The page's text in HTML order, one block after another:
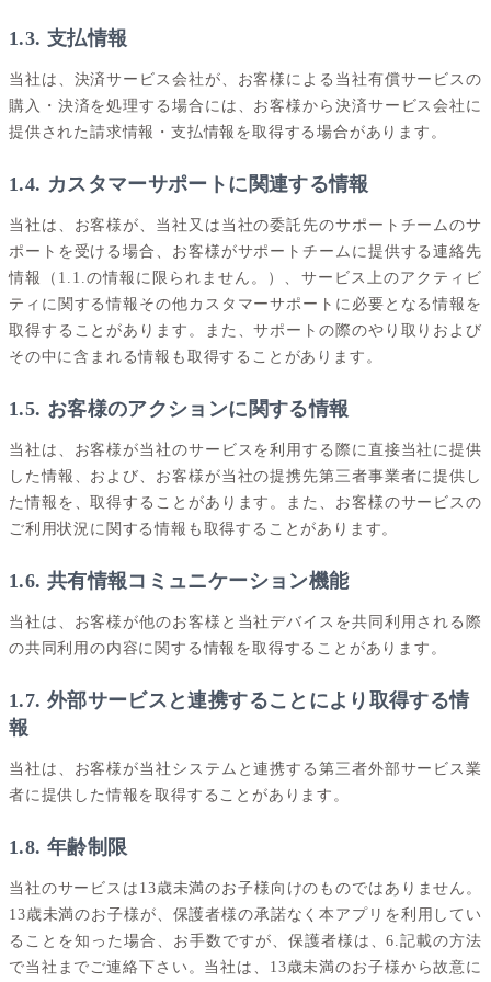
1.3. 支払情報
当社は、決済サービス会社が、お客様による当社有償サービスの
購入・決済を処理する場合には、お客様から決済サービス会社に
提供された請求情報・支払情報を取得する場合があります。
1.4. カスタマーサポートに関連する情報
当社は、お客様が、当社又は当社の委託先のサポートチームのサ
ポートを受ける場合、お客様がサポートチームに提供する連絡先
情報（1.1.の情報に限られません。）、サービス上のアクティビ
ティに関する情報その他カスタマーサポートに必要となる情報を
取得することがあります。また、サポートの際のやり取りおよび
その中に含まれる情報も取得することがあります。
1.5. お客様のアクションに関する情報
当社は、お客様が当社のサービスを利用する際に直接当社に提供
した情報、および、お客様が当社の提携先第三者事業者に提供し
た情報を、取得することがあります。また、お客様のサービスの
ご利用状況に関する情報も取得することがあります。
1.6. 共有情報コミュニケーション機能
当社は、お客様が他のお客様と当社デバイスを共同利用される際
の共同利用の内容に関する情報を取得することがあります。
1.7. 外部サービスと連携することにより取得する情
報
当社は、お客様が当社システムと連携する第三者外部サービス業
者に提供した情報を取得することがあります。
1.8. 年齢制限
当社のサービスは13歳未満のお子様向けのものではありません。
13歳未満のお子様が、保護者様の承諾なく本アプリを利用してい
ることを知った場合、お手数ですが、保護者様は、6.記載の方法
で当社までご連絡下さい。当社は、13歳未満のお子様から故意に